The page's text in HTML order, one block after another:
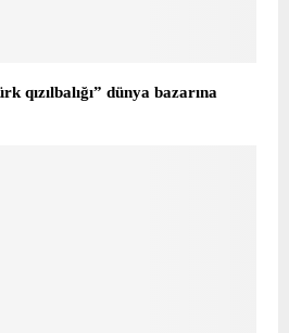
qızılbalığı” dünya bazarına